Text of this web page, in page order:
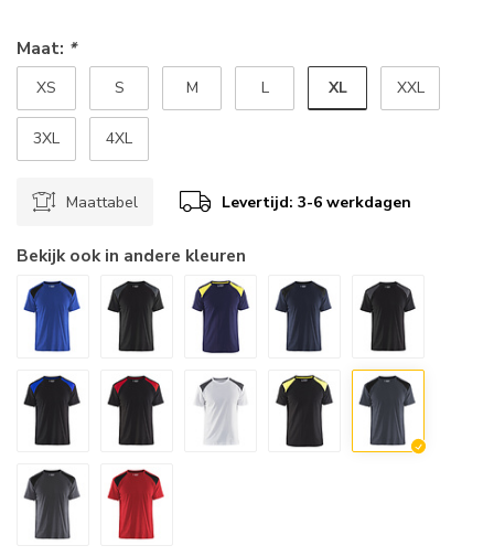
Maat: *
XS S M L XL XXL
3XL 4XL
Maattabel Levertijd: 3-6 werkdagen
Bekijk ook in andere kleuren